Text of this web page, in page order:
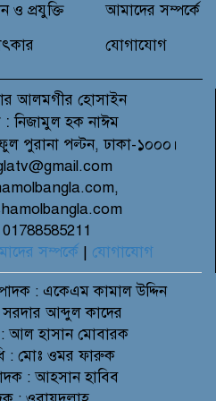
ও প্রযুক্তি
আমাদের সম্পর্কে
যোগাযোগ
আলমগীর হোসাইন
: নিজামুল হক নাঈম
পুরানা পল্টন, ঢাকা-১০০০।
সম্পর্কে | যোগাযোগ
: একেএম কামাল উদ্দিন
সরদার আব্দুল কাদের
: আল হাসান মোবারক
: মোঃ ওমর ফারুক
: আহসান হাবিব